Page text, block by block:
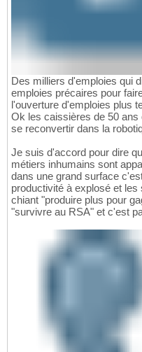
Des milliers d'emploies qui
emploies précaires pour
l'ouverture d'emploies plus
Ok les caissières de 50
se reconvertir dans la
Je suis d'accord pour dire
métiers inhumains sont
dans une grand surface
productivité à explosé et
chiant "produire plus pour
"survivre au RSA" et c'est